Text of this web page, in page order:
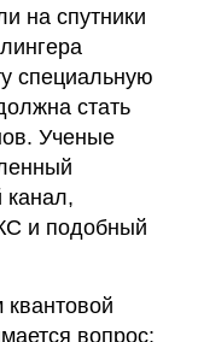
на спутники
специальную
стать
Ученые
канал,
и подобный
квантовой
вопрос: